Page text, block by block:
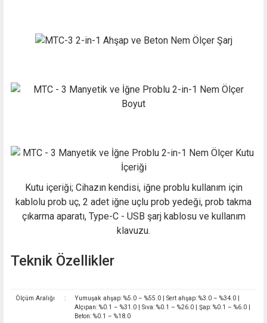
Kutu içeriği; Cihazın kendisi, iğne problu kullanım için
kablolu prob uç, 2 adet iğne uçlu prob yedeği, prob takma
çıkarma aparatı, Type-C - USB şarj kablosu ve kullanım
klavuzu.
Teknik Özellikler
Ölçüm Aralığı :
Yumuşak ahşap: %5.0 – %55.0 | Sert ahşap: %3.0 – %34.0 |
Alçıpan: %0.1 – %31.0 | Sıva: %0.1 – %26.0 | Şap: %0.1 – %6.0 |
Beton: %0.1 – %18.0